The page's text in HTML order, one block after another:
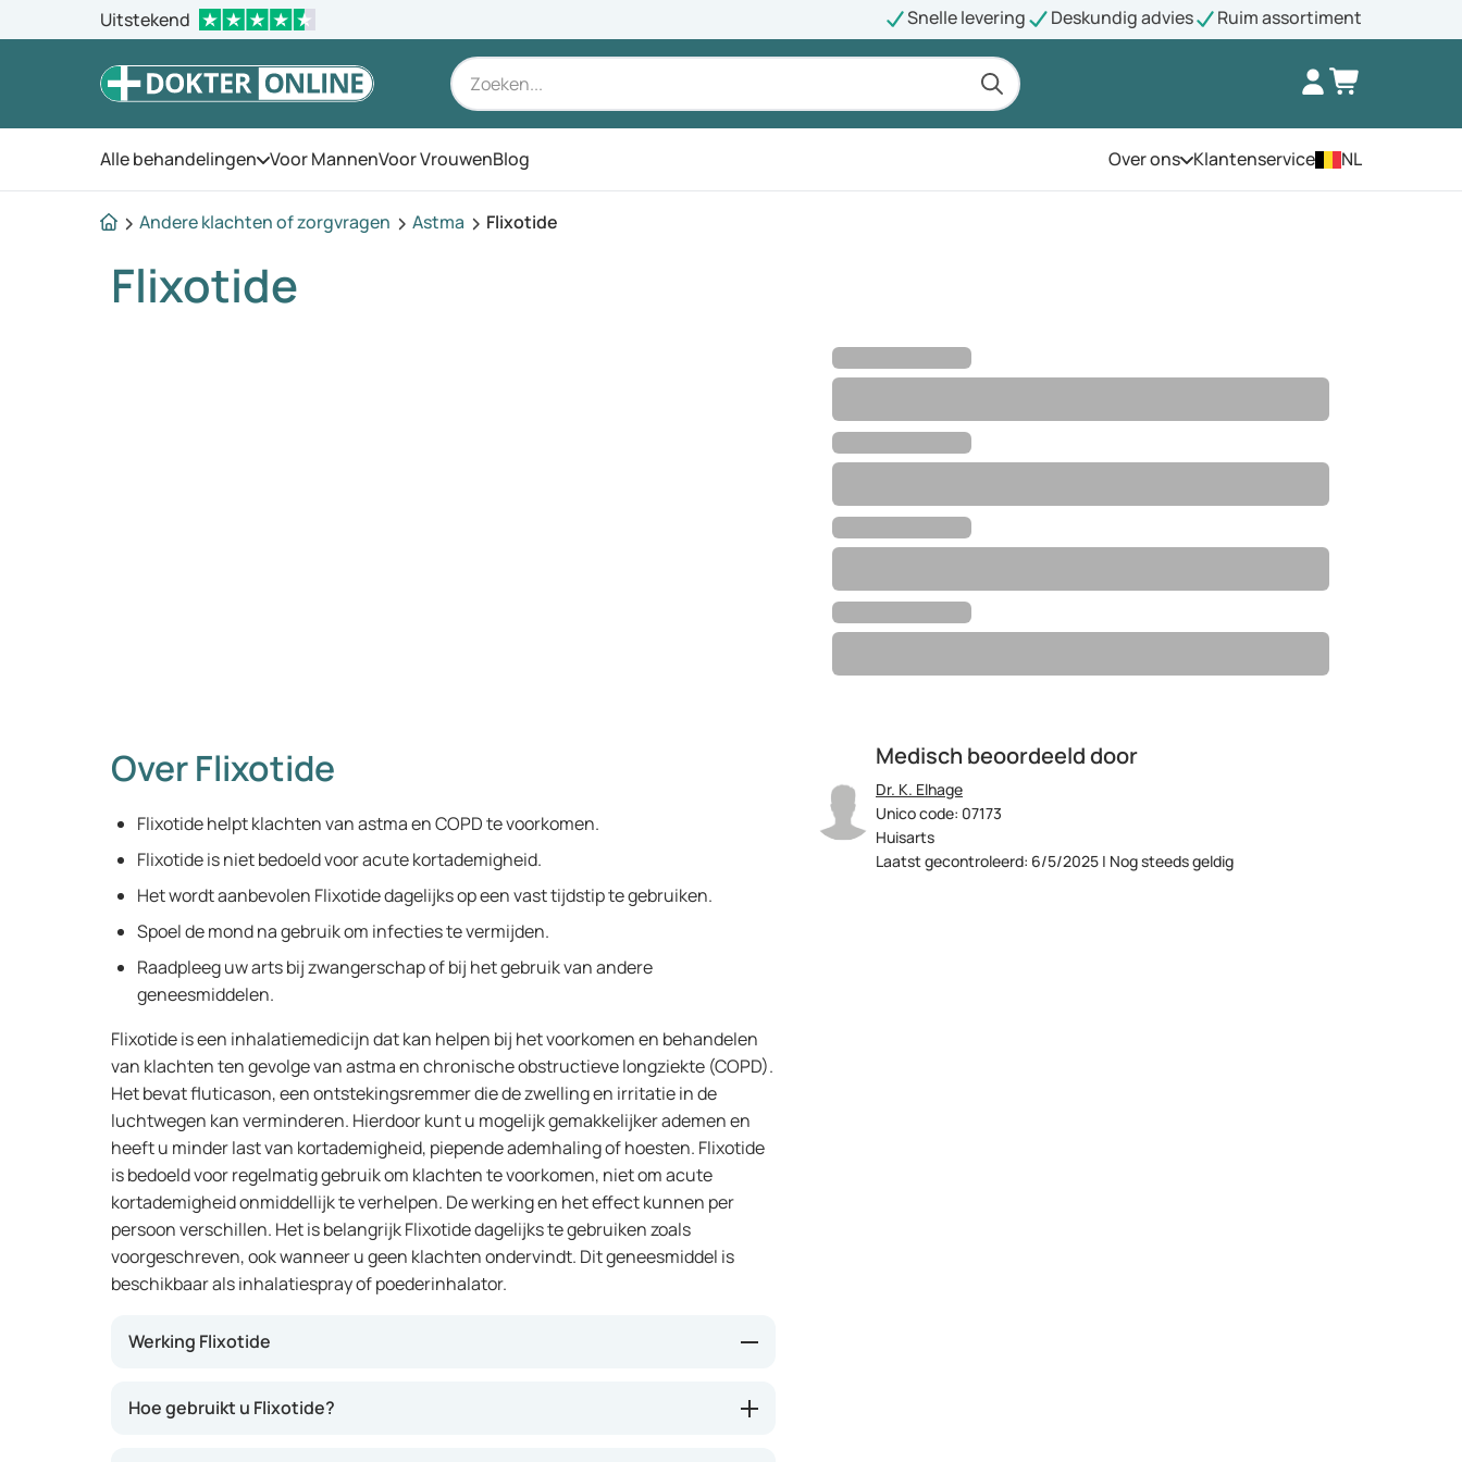
Uitstekend Snelle levering Deskundig advies Ruim assortiment
Alle behandelingen Open het menu
Voor MannenVoor VrouwenBlog Over onsOpen het menu
Klantenservice NL
Andere klachten of zorgvragen Astma Flixotide
Flixotide
Medisch beoordeeld door
Dr. K. Elhage
Unico code: 07173
Huisarts
Laatst gecontroleerd: 6/5/2025 | Nog steeds geldig
Over Flixotide
Flixotide helpt klachten van astma en COPD te voorkomen.
Flixotide is niet bedoeld voor acute kortademigheid.
Het wordt aanbevolen Flixotide dagelijks op een vast tijdstip te gebruiken.
Spoel de mond na gebruik om infecties te vermijden.
Raadpleeg uw arts bij zwangerschap of bij het gebruik van andere
geneesmiddelen.
Flixotide is een inhalatiemedicijn dat kan helpen bij het voorkomen en behandelen
van klachten ten gevolge van astma en chronische obstructieve longziekte (COPD).
Het bevat fluticason, een ontstekingsremmer die de zwelling en irritatie in de
luchtwegen kan verminderen. Hierdoor kunt u mogelijk gemakkelijker ademen en
heeft u minder last van kortademigheid, piepende ademhaling of hoesten. Flixotide
is bedoeld voor regelmatig gebruik om klachten te voorkomen, niet om acute
kortademigheid onmiddellijk te verhelpen. De werking en het effect kunnen per
persoon verschillen. Het is belangrijk Flixotide dagelijks te gebruiken zoals
voorgeschreven, ook wanneer u geen klachten ondervindt. Dit geneesmiddel is
beschikbaar als inhalatiespray of poederinhalator.
Werking Flixotide
raken uw luchtwegen minder snel geïrriteerd en kunt u gemakkelijker ademen.
Hoe gebruikt u Flixotide?